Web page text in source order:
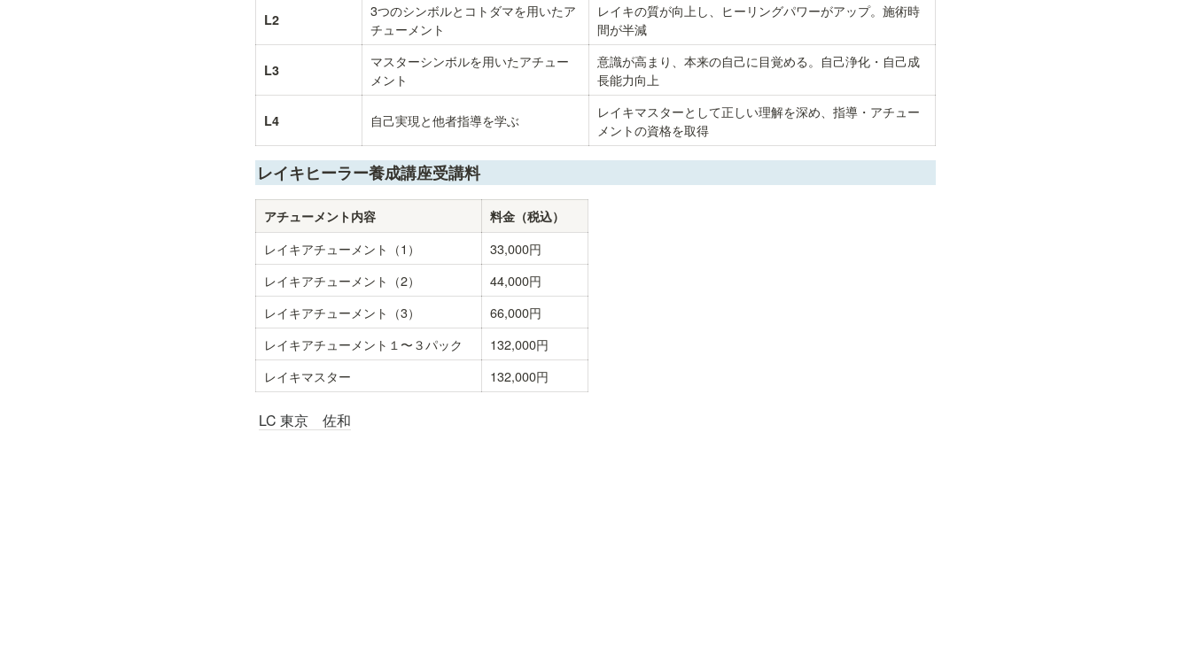
L2
3つのシンボルとコトダマを用いたア
チューメント
レイキの質が向上し、ヒーリングパワーがアップ。施術時
間が半減
L3
マスターシンボルを用いたアチュー
メント
意識が高まり、本来の自己に目覚める。自己浄化・自己成
長能力向上
L4 自己実現と他者指導を学ぶ
レイキマスターとして正しい理解を深め、指導・アチュー
メントの資格を取得
レイキヒーラー養成講座受講料
アチューメント内容 料金（税込）
レイキアチューメント（1）
33,000円
レイキアチューメント（2）
44,000円
レイキアチューメント（3）
66,000円
レイキアチューメント１〜３パック
132,000円
レイキマスター
132,000円
LC 東京 佐和